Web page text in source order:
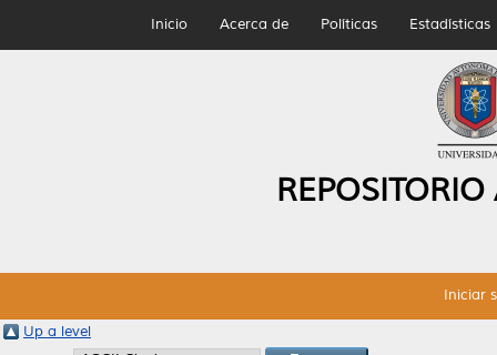
Inicio Acerca de Políticas Estadísticas
Iniciar
Up a level